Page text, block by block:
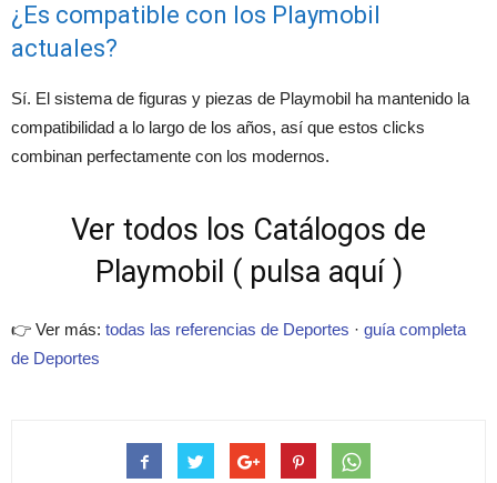
¿Es compatible con los Playmobil
actuales?
Sí. El sistema de figuras y piezas de Playmobil ha mantenido la
compatibilidad a lo largo de los años, así que estos clicks
combinan perfectamente con los modernos.
Ver todos los Catálogos de
Playmobil ( pulsa aquí )
👉 Ver más: todas las referencias de Deportes · guía completa
de Deportes